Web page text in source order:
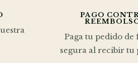
PAGO
Paga tu pedido de
segura al recibir tu